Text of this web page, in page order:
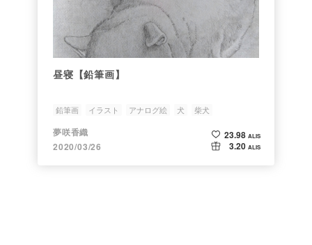
昼寝【鉛筆画】
鉛筆画 イラスト アナログ絵 犬 柴犬
夢咲香織
2020/03/26
23.98 ALIS
3.20 ALIS